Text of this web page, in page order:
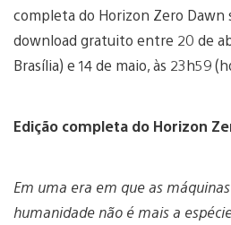
completa do Horizon Zero Dawn
download gratuito entre 20 de
Brasília) e 14 de maio, às 23h59
Edição completa do Horizon
Em uma era em que as
humanidade não é mais a